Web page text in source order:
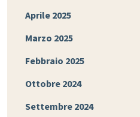
Aprile 2025
Marzo 2025
Febbraio 2025
Ottobre 2024
Settembre 2024